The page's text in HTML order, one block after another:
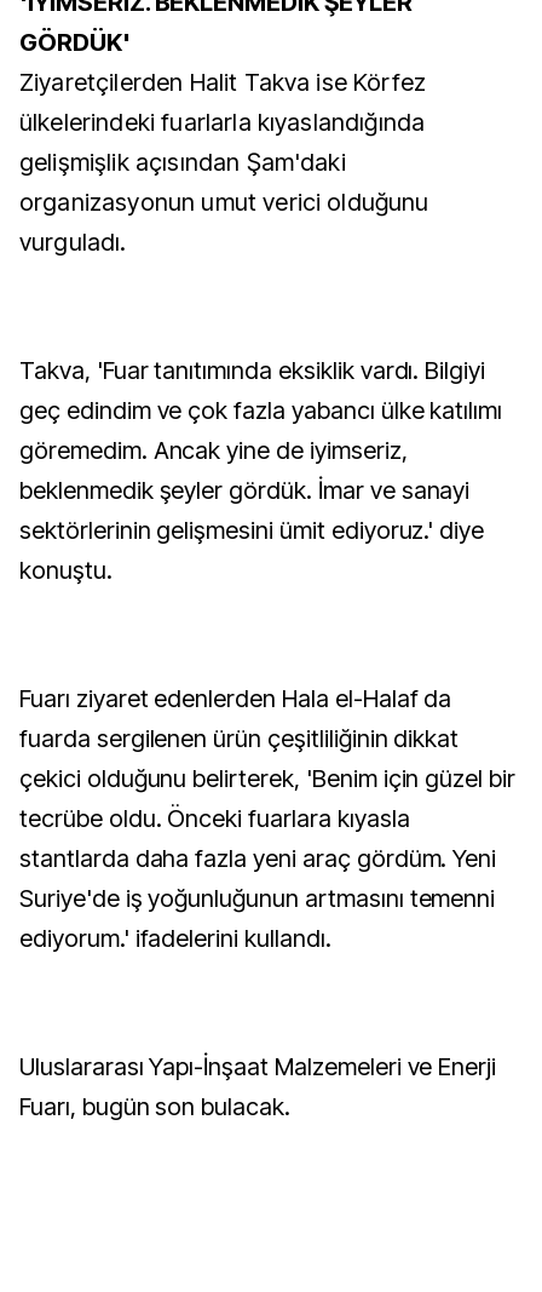
GÖRDÜK'
Ziyaretçilerden Halit Takva ise Körfez
ülkelerindeki fuarlarla kıyaslandığında
gelişmişlik açısından Şam'daki
organizasyonun umut verici olduğunu
vurguladı.
Takva, 'Fuar tanıtımında eksiklik vardı. Bilgiyi
geç edindim ve çok fazla yabancı ülke katılımı
göremedim. Ancak yine de iyimseriz,
beklenmedik şeyler gördük. İmar ve sanayi
sektörlerinin gelişmesini ümit ediyoruz.' diye
konuştu.
Fuarı ziyaret edenlerden Hala el-Halaf da
fuarda sergilenen ürün çeşitliliğinin dikkat
çekici olduğunu belirterek, 'Benim için güzel bir
tecrübe oldu. Önceki fuarlara kıyasla
stantlarda daha fazla yeni araç gördüm. Yeni
Suriye'de iş yoğunluğunun artmasını temenni
ediyorum.' ifadelerini kullandı.
Uluslararası Yapı-İnşaat Malzemeleri ve Enerji
Fuarı, bugün son bulacak.